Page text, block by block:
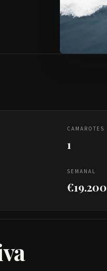
CAMAROTES
1
SEMANAL
€19.200